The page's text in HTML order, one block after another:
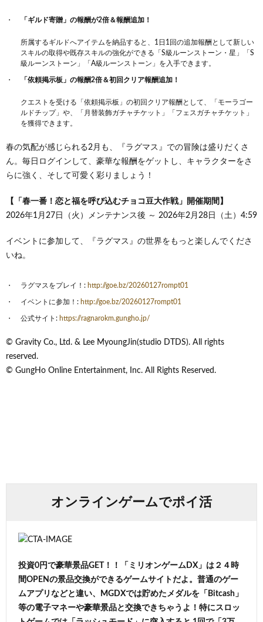
「ギルド寄贈」の報酬が2倍＆報酬追加！
所属するギルドへアイテムを納品すると、1日1回の追加報酬として新しい
スキルの取得や既存スキルの強化ができる「S級ルーンストーン・星」「S
級ルーンストーン」「A級ルーンストーン」を入手できます。
「依頼掲示板」の報酬2倍＆初回クリア報酬追加！
クエストを受ける「依頼掲示板」の初回クリア報酬として、「モーラゴー
ルドチップ」や、「月替装飾ガチャチケット」「フェスガチャチケット」
を獲得できます。
春の気配が感じられる2月も、『ラグマス』での冒険は盛りだくさ
ん。毎日ログインして、豪華な報酬をゲットし、キャラクターをさ
らに強く、そして可愛く彩りましょう！
【「春一番！恋と福を呼び込むチョコ豆大作戦」開催期間】
2026年1月27日（火）メンテナンス後 ～ 2026年2月28日（土）4:59
イベントに参加して、『ラグマス』の世界をもっと楽しんでくださ
いね。
ラグマスをプレイ！: http://goe.bz/20260127rompt01
イベントに参加！: http://goe.bz/20260127rompt01
公式サイト: https://ragnarokm.gungho.jp/
© Gravity Co., Ltd. & Lee MyoungJin(studio DTDS). All rights
reserved.
© GungHo Online Entertainment, Inc. All Rights Reserved.
オンラインゲームでポイ活
投資0円で豪華景品GET！！「ミリオンゲームDX」は２４時
間OPENの景品交換ができるゲームサイトだよ。普通のゲー
ムアプリなどと違い、MGDXでは貯めたメダルを「Bitcash」
等の電子マネーや豪華景品と交換できちゃうよ！特にスロッ